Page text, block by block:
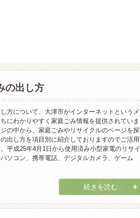
の出し方
方について、大津市がインターネットというメ
にわかりやすく家庭ごみ情報を提供されていま
の中から、家庭ごみやリサイクルのページを探
出し方を項目別に紹介しておりますのでご活用
平成25年4月1日から使用済み小型家電のリサイ
ソコン、携帯電話、デジタルカメラ、ゲーム
続きを読む